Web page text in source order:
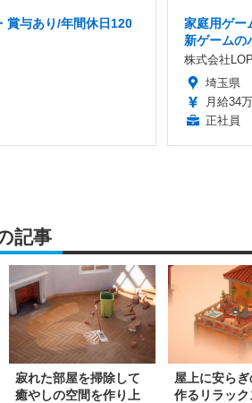
賞与あり/年間休日120
家庭用ゲー
新ゲームの
株式会社LOP
埼玉県
月給34
正社員
記事
寂れた部屋を掃除して
癒やしの空間を作り上
屋上に安ら
作るリラック